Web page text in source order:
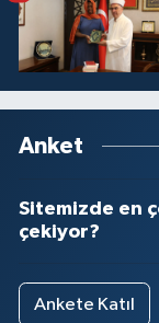
Anket
Sitemizde en
çekiyor?
Ankete Katıl